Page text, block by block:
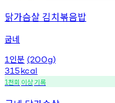
닭가슴살 김치볶음밥
굽네
1 인분 (200g)
315kcal
1천회 이상기록